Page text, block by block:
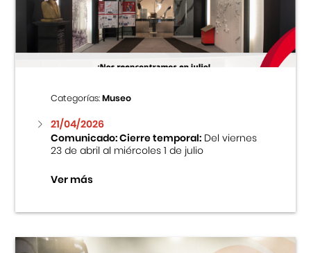
Centro Cultural Peruano Japonés
Museo de la Inmigración Japonesa
Fondo Editorial
Teatro Peruano Japonés
Categorías:Museo
21/04/2026
Comunicado: Cierre temporal:Del viernes
23 de abril al miércoles 1 de julio
Ver más